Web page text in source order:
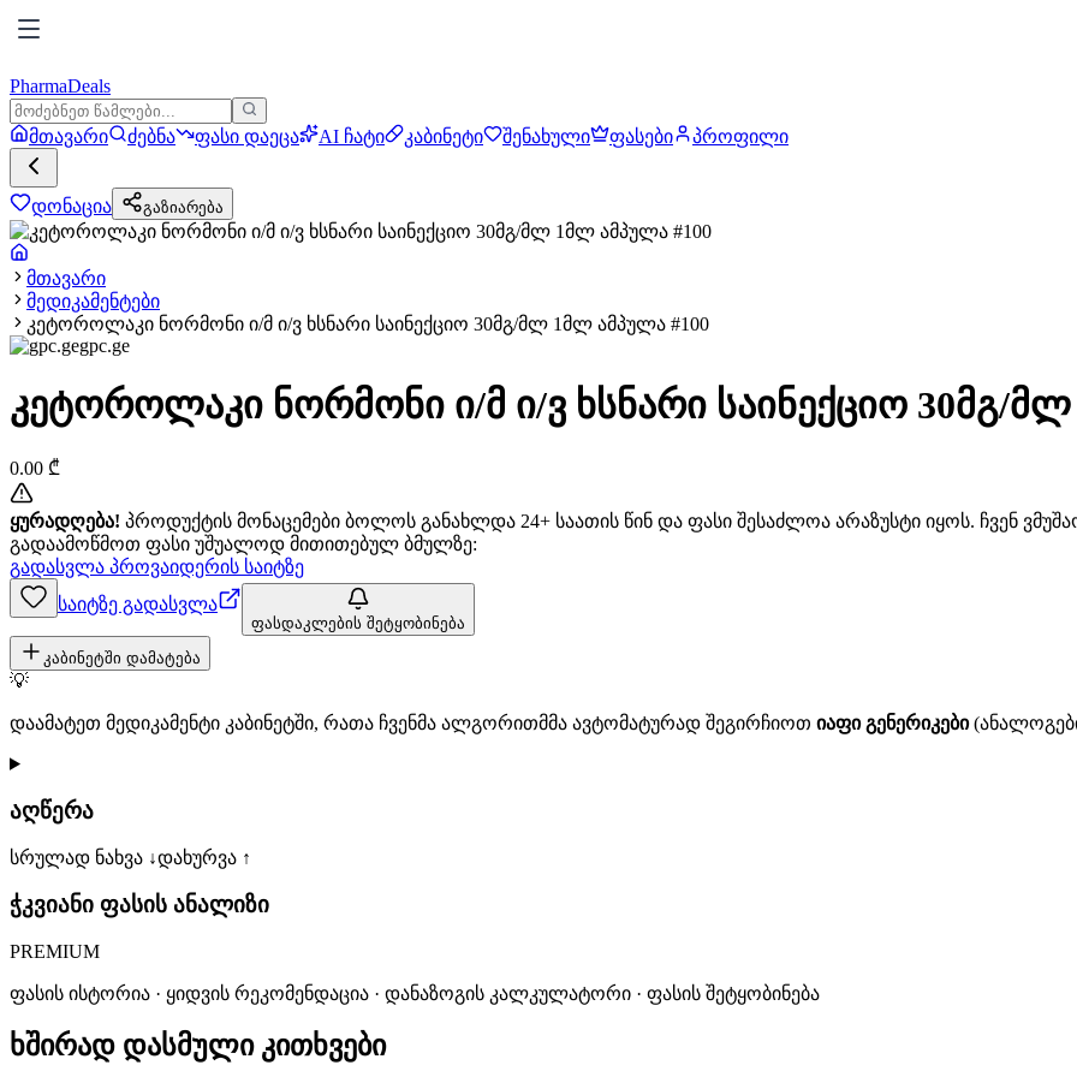
PharmaDeals
მთავარი ძებნა ფასი დაეცა AI ჩატი კაბინეტი შენახული ფასები პროფილი
დონაცია გაზიარება
მთავარი
მედიკამენტები
კეტოროლაკი ნორმონი ი/მ ი/ვ ხსნარი საინექციო 30მგ/მლ 1მლ ამპულა #100
gpc.ge
კეტოროლაკი ნორმონი ი/მ ი/ვ ხსნარი საინექციო 30მგ/
0.00 ₾
ყურადღება! პროდუქტის მონაცემები ბოლოს განახლდა 24+ საათის წინ და ფასი შესაძლოა არაზუსტი იყოს. ჩვენ
გადაამოწმოთ ფასი უშუალოდ მითითებულ ბმულზე:
გადასვლა პროვაიდერის საიტზე
საიტზე გადასვლა
ფასდაკლების შეტყობინება
კაბინეტში დამატება
💡
დაამატეთ მედიკამენტი კაბინეტში, რათა ჩვენმა ალგორითმმა ავტომატურად შეგირჩიოთ იაფი გენერიკები
აღწერა
სრულად ნახვა ↓დახურვა ↑
ჭკვიანი ფასის ანალიზი
PREMIUM
ფასის ისტორია · ყიდვის რეკომენდაცია · დანაზოგის კალკულატორი · ფასის შეტყობინება
ხშირად დასმული კითხვები